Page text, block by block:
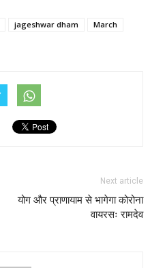
jageshwar dham
March
Next article
योग और प्राणायाम से भागेगा कोरोना
वायरसः रामदेव